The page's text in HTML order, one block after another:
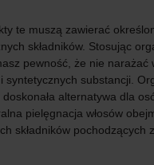
te muszą zawierać
składników. Stosując
pewność, że nie narażać
syntetycznych substancji.
doskonała alternatywa dla
pielęgnacja włosów
składników pochodzących